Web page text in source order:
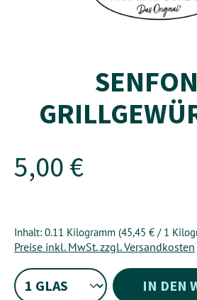
5,00 €
Inhalt: 0.11 Kilogramm (45,45 € / 1
Preise inkl. MwSt. zzgl. Versandkosten
IN DEN